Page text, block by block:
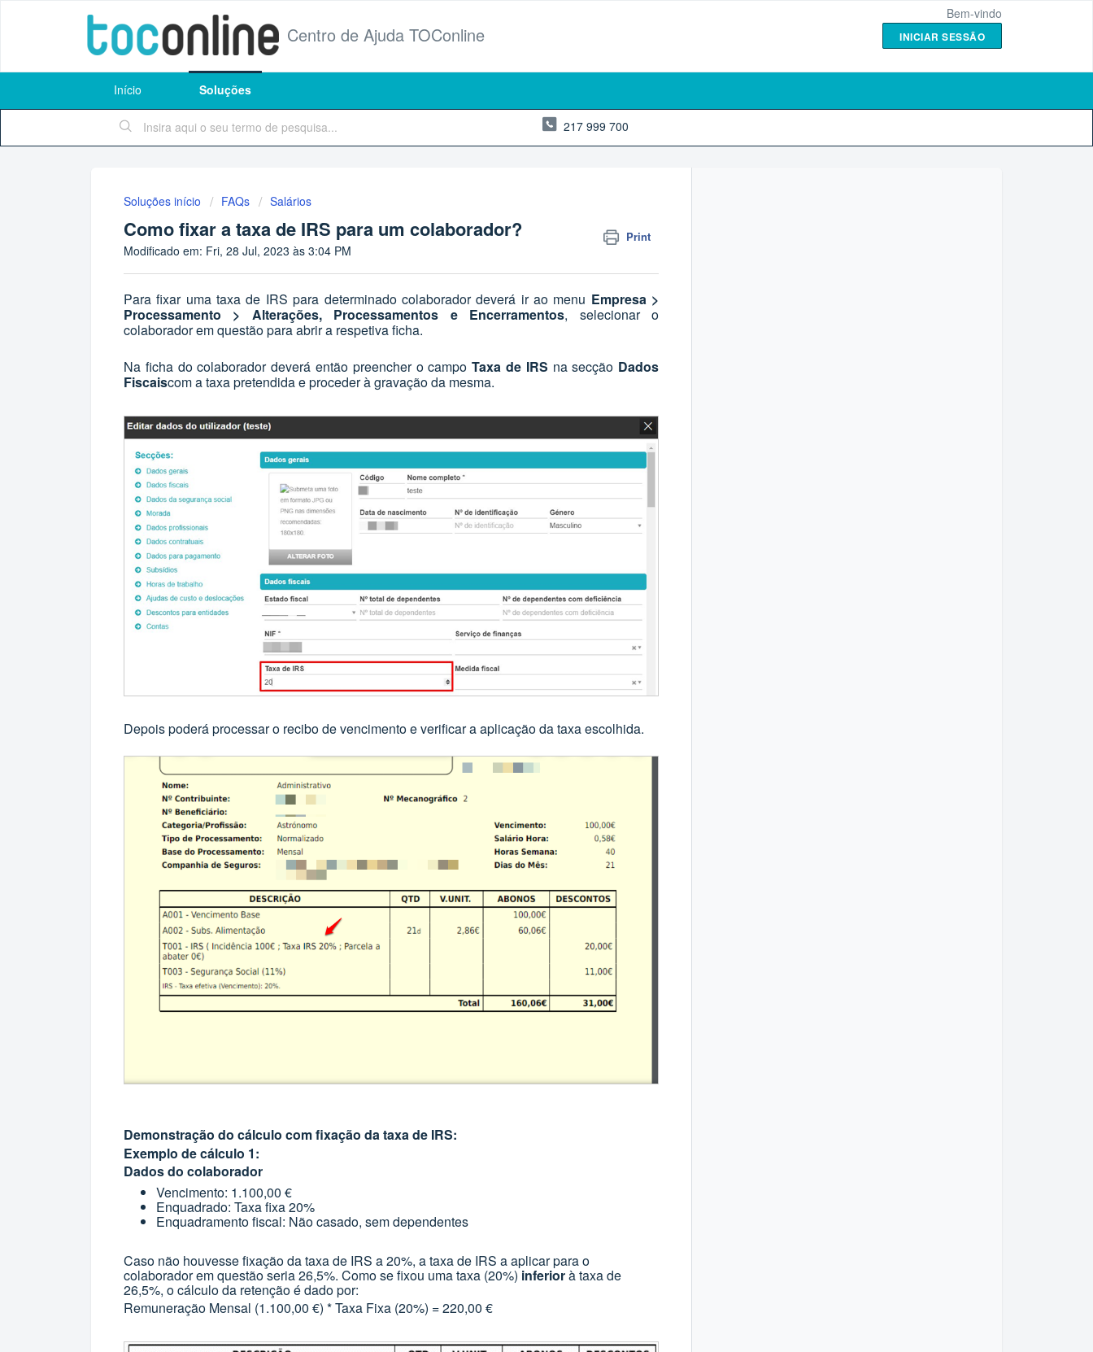
Centro de Ajuda TOConline
Bem-vindo
INICIAR SESSÃO
Início Soluções
217 999 700
Soluções início FAQs Salários
Como fixar a taxa de IRS para um colaborador? Print
Modificado em: Fri, 28 Jul, 2023 às 3:04 PM
Para fixar uma taxa de IRS para determinado colaborador deverá ir ao menu Empresa >
Processamento > Alterações, Processamentos e Encerramentos, selecionar o
colaborador em questão para abrir a respetiva ficha.
Na ficha do colaborador deverá então preencher o campoTaxa de IRS na secção Dados
Fiscaiscom a taxa pretendida e proceder à gravação da mesma.
Depois poderá processar o recibo de vencimento e verificar a aplicação da taxa escolhida.
Demonstração do cálculo com fixação da taxa de IRS:
Exemplo de cálculo 1:
Dados do colaborador
Vencimento: 1.100,00 €
Enquadrado: Taxa fixa 20%
Enquadramento fiscal: Não casado, sem dependentes
Caso não houvesse fixação da taxa de IRS a 20%, a taxa de IRS a aplicar para o
colaborador em questão seria 26,5%. Como se fixou uma taxa (20%) inferiorà taxa de
26,5%, o cálculo da retenção é dado por:
Remuneração Mensal (1.100,00 €) * Taxa Fixa (20%) = 220,00 €